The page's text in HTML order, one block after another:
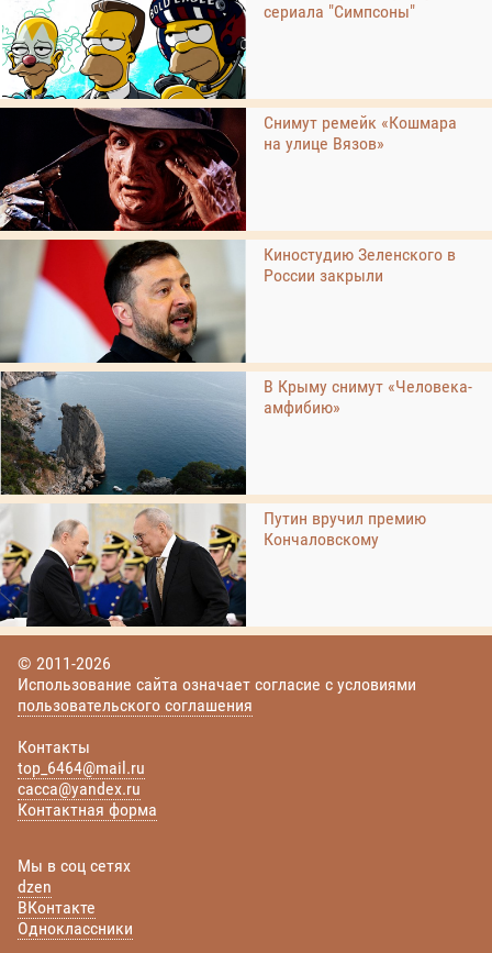
сериала "Симпсоны"
Снимут ремейк «Кошмара
на улице Вязов»
Киностудию Зеленского в
России закрыли
В Крыму снимут «Человека-
амфибию»
Путин вручил премию
Кончаловскому
© 2011-2026
Использование сайта означает согласие с условиями
пользовательского соглашения
Контакты
top_6464@mail.ru
cacca@yandex.ru
Контактная форма
Мы в соц сетях
dzen
ВКонтакте
Одноклассники